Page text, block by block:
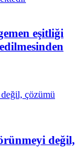
eşitliği
değil,